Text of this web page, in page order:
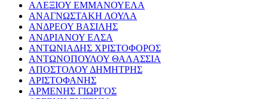
ΑΛΕΞΙΟΥ ΕΜΜΑΝΟΥΕΛΑ
ΑΝΑΓΝΩΣΤΑΚΗ ΛΟΥΛΑ
ΑΝΔΡΕΟΥ ΒΑΣΙΛΗΣ
ΑΝΔΡΙΑΝΟΥ ΕΛΣΑ
ΑΝΤΩΝΙΑΔΗΣ ΧΡΙΣΤΟΦΟΡΟΣ
ΑΝΤΩΝΟΠΟΥΛΟΥ ΘΑΛΑΣΣΙΑ
ΑΠΟΣΤΟΛΟΥ ΔΗΜΗΤΡΗΣ
ΑΡΙΣΤΟΦΑΝΗΣ
ΑΡΜΕΝΗΣ ΓΙΩΡΓΟΣ